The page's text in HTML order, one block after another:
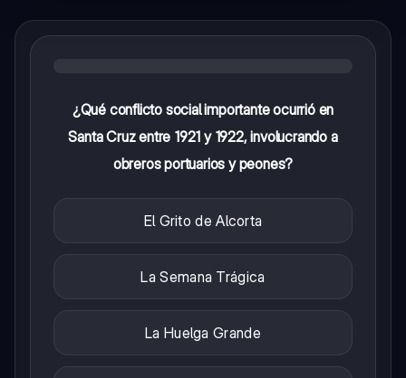
¿Qué conflicto social importante ocurrió en
Santa Cruz entre 1921 y 1922, involucrando a
obreros portuarios y peones?
El Grito de Alcorta
La Semana Trágica
La Huelga Grande